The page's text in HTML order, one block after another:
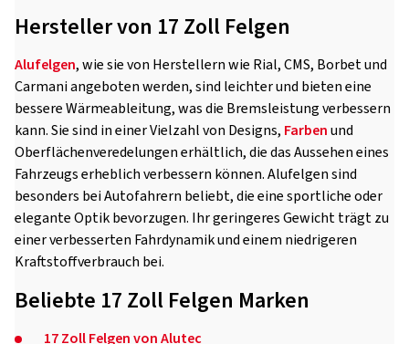
Hersteller von 17 Zoll Felgen
Alufelgen, wie sie von Herstellern wie Rial, CMS, Borbet und
Carmani angeboten werden, sind leichter und bieten eine
bessere Wärmeableitung, was die Bremsleistung verbessern
kann. Sie sind in einer Vielzahl von Designs, Farbenund
Oberflächenveredelungen erhältlich, die das Aussehen eines
Fahrzeugs erheblich verbessern können. Alufelgen sind
besonders bei Autofahrern beliebt, die eine sportliche oder
elegante Optik bevorzugen. Ihr geringeres Gewicht trägt zu
einer verbesserten Fahrdynamik und einem niedrigeren
Kraftstoffverbrauch bei.
Beliebte 17 Zoll Felgen Marken
17 Zoll Felgen von Alutec